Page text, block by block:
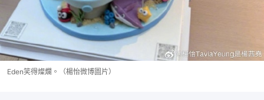
Eden笑得燦爛。（楊怡微博圖片）